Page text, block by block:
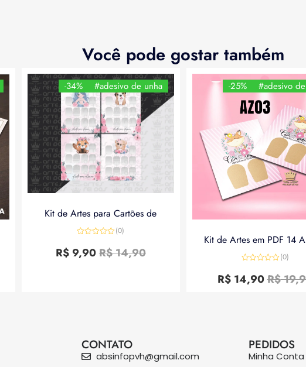
Você pode gostar também
-34% #adesivo de unha
Kit de Artes para Cartões de
0
de
(0)
R$14,90
R$9,90
-25% #adesivo
Kit de Artes em PDF 14
0
de
(0)
R$
R$14,90
CONTATO
absinfopvh@gmail.com
PEDIDOS
Minha Conta